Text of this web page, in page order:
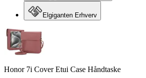
Elgiganten Erhverv
Honor 7i Cover Etui Case Håndtaske